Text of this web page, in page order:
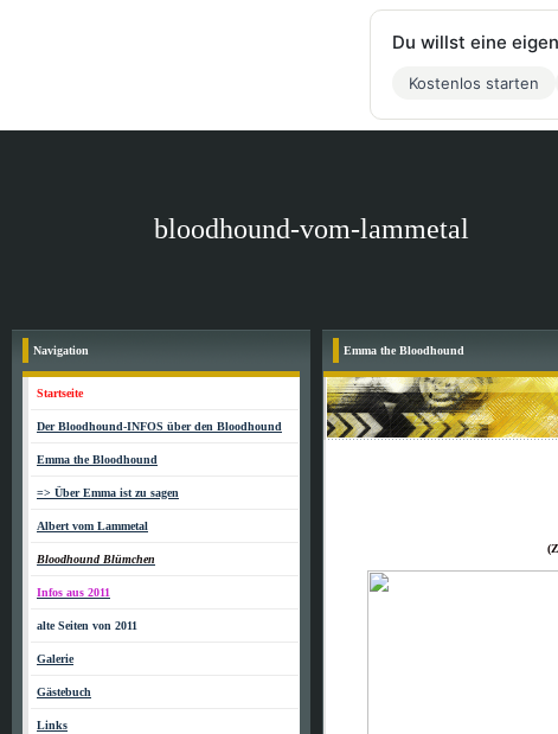
bloodhound-vom-lammetal
Navigation
Startseite
Der Bloodhound-INFOS über den Bloodhound
Emma the Bloodhound
=> Über Emma ist zu sagen
Albert vom Lammetal
Bloodhound Blümchen
Infos aus 2011
alte Seiten von 2011
Galerie
Gästebuch
Links
Emma the Bloodhound
Du willst eine
Kostenlos starten